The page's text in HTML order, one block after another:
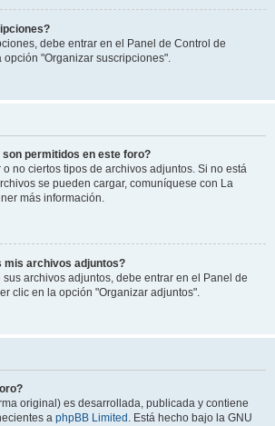
debe entrar en el Panel de Control de
opción "Organizar suscripciones".
permitidos en este foro?
no ciertos tipos de archivos adjuntos. Si no está
se pueden cargar, comuníquese con La
más información.
mis archivos adjuntos?
sus archivos adjuntos, debe entrar en el Panel de
clic en la opción "Organizar adjuntos".
original) es desarrollada, publicada y contiene
a phpBB Limited . Está hecho bajo la GNU